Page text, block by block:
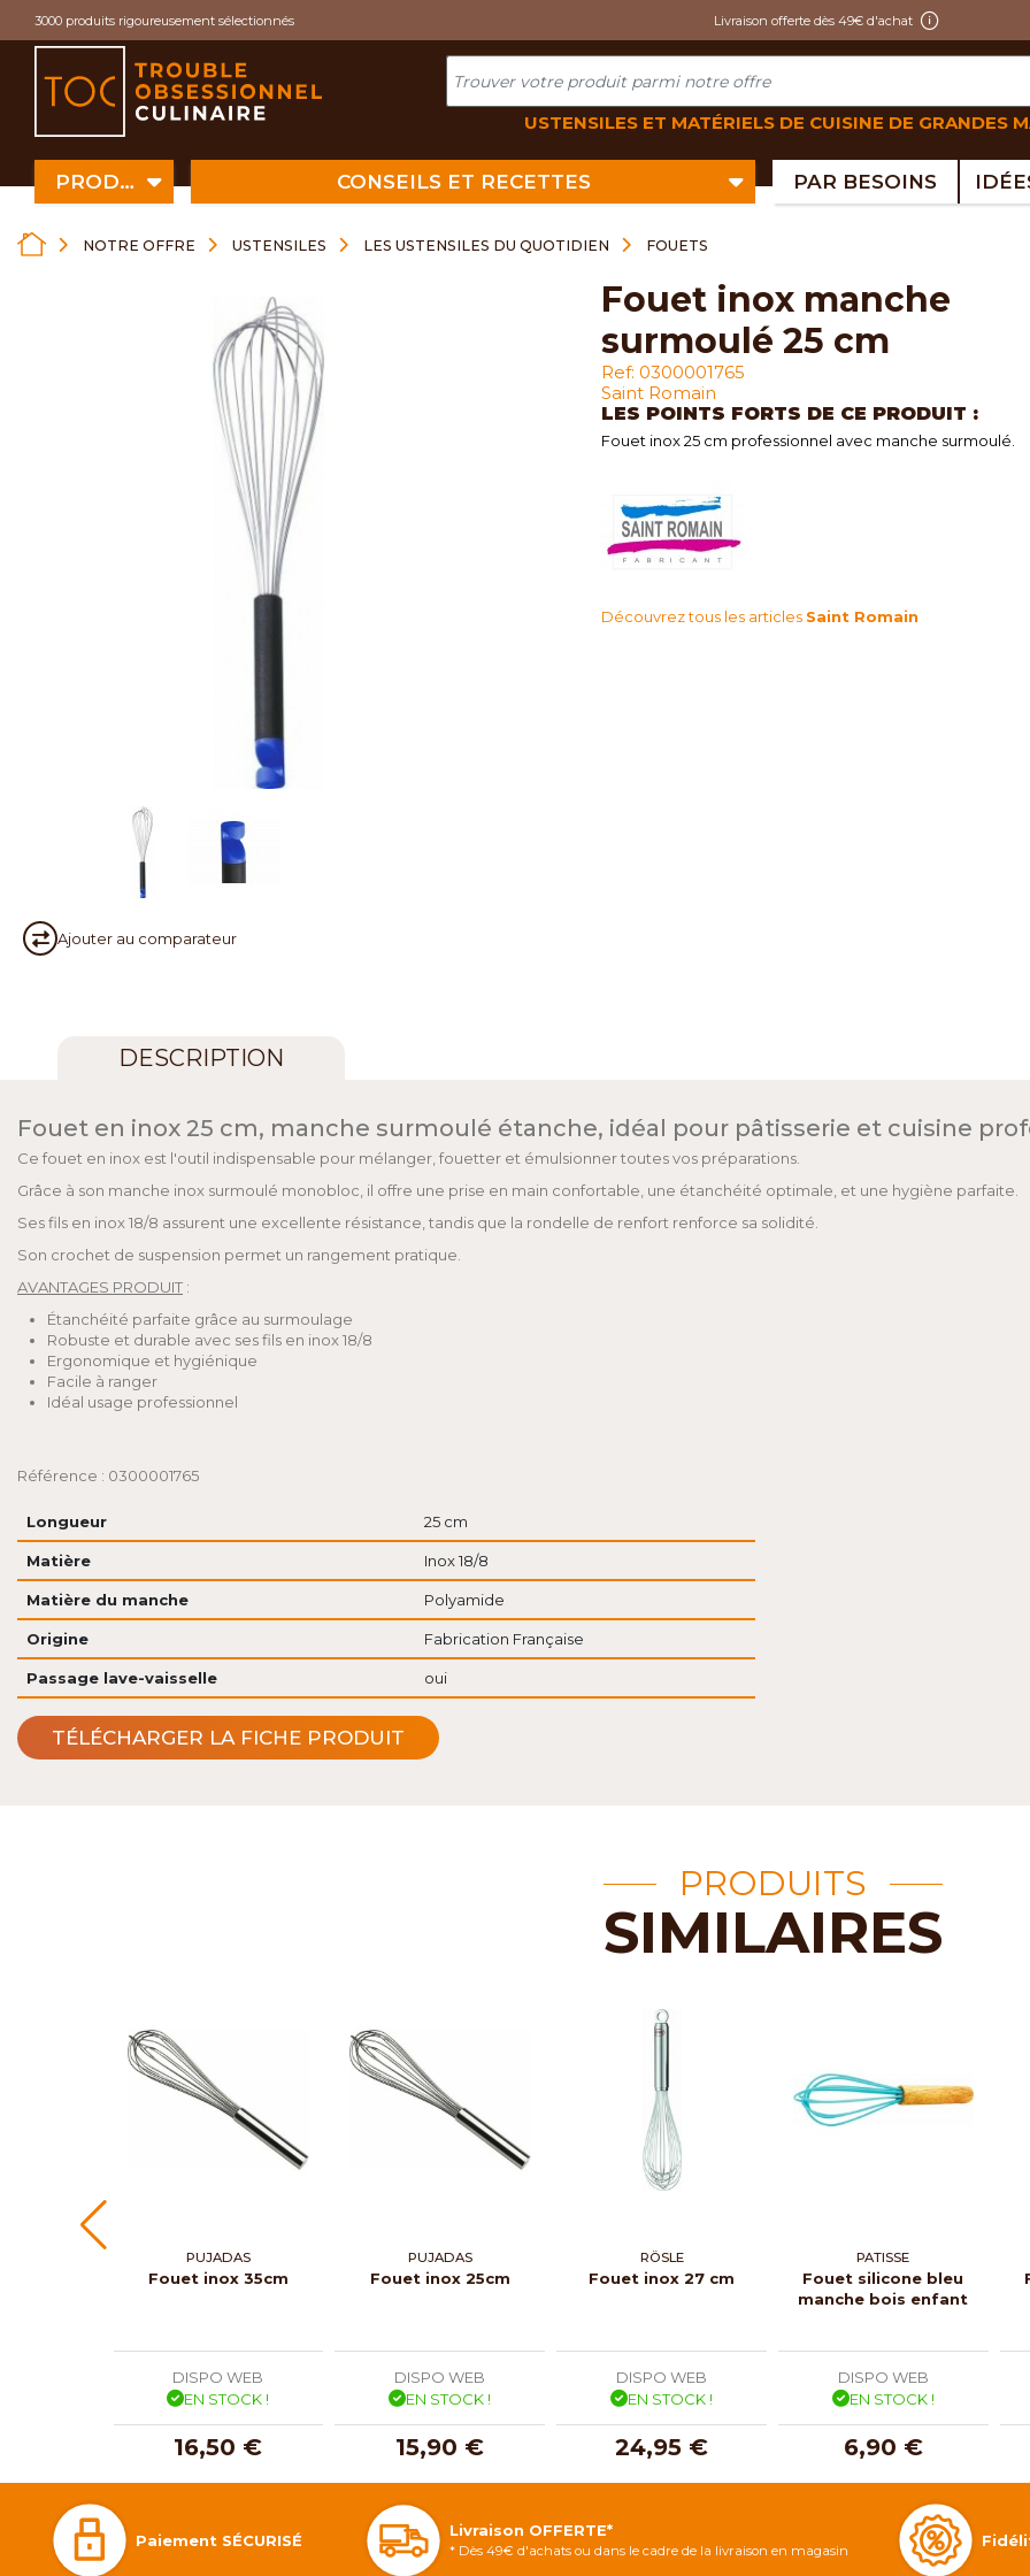
3000 produits rigoureusement sélectionnés Livraison offerte dès 49€ d'achat
USTENSILES ET MATÉRIELS DE CUISINE DE GRANDES
PRODUITS CONSEILS ET RECETTES PAR BESOINS
NOTRE OFFRE USTENSILES LES USTENSILES DU QUOTIDIEN FOUETS
Ajouter au comparateur
fouet inox manche
surmoulé 25 cm
Ref: 0300001765
Saint Romain
LES POINTS FORTS DE CE PRODUIT :
Fouet inox 25 cm professionnel avec manche surmoulé.
Découvrez tous les articles Saint Romain
DESCRIPTION
Fouet en inox 25 cm, manche surmoulé étanche, idéal pour pâtisserie et cuisine
Ce fouet en inox est l'outil indispensable pour mélanger, fouetter et émulsionner toutes vos préparations.
Grâce à son manche inox surmoulé monobloc, il offre une prise en main confortable, une étanchéité optimale, et une hygiène parfaite.
Ses fils en inox 18/8 assurent une excellente résistance, tandis que la rondelle de renfort renforce sa solidité.
Son crochet de suspension permet un rangement pratique.
AVANTAGES PRODUIT :
Étanchéité parfaite grâce au surmoulage
Robuste et durable avec ses fils en inox 18/8
Ergonomique et hygiénique
Facile à ranger
Idéal usage professionnel
Référence : 0300001765
Longueur 25 cm
Matière Inox 18/8
Matière du manche Polyamide
Origine Fabrication Française
Passage lave-vaisselle oui
TÉLÉCHARGER LA FICHE PRODUIT
PRODUITS
SIMILAIRES
PUJADAS
Fouet inox 35cm
DISPO WEB
EN STOCK !
16,50 €
PUJADAS
Fouet inox 25cm
DISPO WEB
EN STOCK !
15,90 €
RÖSLE
Fouet inox 27 cm
DISPO WEB
EN STOCK !
24,95 €
PATISSE
Fouet silicone bleu
manche bois enfant
DISPO WEB
EN STOCK !
6,90 €
Paiement SÉCURISÉ
Livraison OFFERTE*
* Dès 49€ d'achats ou dans le cadre de la livraison en magasin